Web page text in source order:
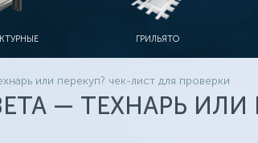
ГРИЛЬЯТО
или перекуп? чек-лист для проверки
— ТЕХНАРЬ ИЛИ